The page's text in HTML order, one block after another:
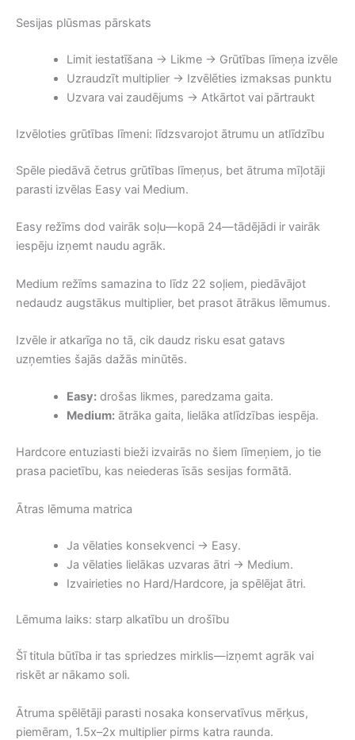
Sesijas plūsmas pārskats
Limit iestatīšana → Likme → Grūtības līmeņa izvēle
Uzraudzīt multiplier → Izvēlēties izmaksas punktu
Uzvara vai zaudējums → Atkārtot vai pārtraukt
Izvēloties grūtības līmeni: līdzsvarojot ātrumu un atlīdzību
Spēle piedāvā četrus grūtības līmeņus, bet ātruma mīļotāji
parasti izvēlas Easy vai Medium.
Easy režīms dod vairāk soļu—kopā 24—tādējādi ir vairāk
iespēju izņemt naudu agrāk.
Medium režīms samazina to līdz 22 soļiem, piedāvājot
nedaudz augstākus multiplier, bet prasot ātrākus lēmumus.
Izvēle ir atkarīga no tā, cik daudz risku esat gatavs
uzņemties šajās dažās minūtēs.
Easy:drošas likmes, paredzama gaita.
Medium:ātrāka gaita, lielāka atlīdzības iespēja.
Hardcore entuziasti bieži izvairās no šiem līmeņiem, jo tie
prasa pacietību, kas neiederas īsās sesijas formātā.
Ātras lēmuma matrica
Ja vēlaties konsekvenci → Easy.
Ja vēlaties lielākas uzvaras ātri → Medium.
Izvairieties no Hard/Hardcore, ja spēlējat ātri.
Lēmuma laiks: starp alkatību un drošību
Šī titula būtība ir tas spriedzes mirklis—izņemt agrāk vai
riskēt ar nākamo soli.
Ātruma spēlētāji parasti nosaka konservatīvus mērķus,
piemēram, 1.5x–2x multiplier pirms katra raunda.